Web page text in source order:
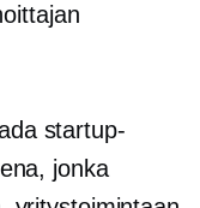
startup-
jonka